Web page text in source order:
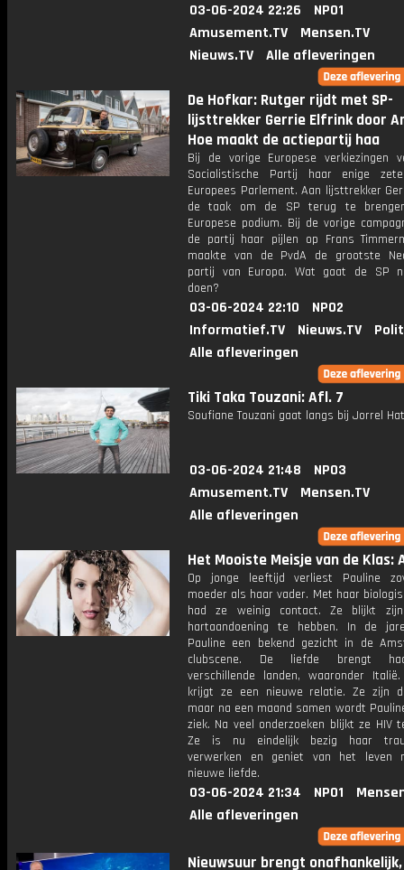
03-06-2024 22:26
NPO1
Amusement.TV
Mensen.TV
Nieuws.TV
Alle afleveringen
De Hofkar: Rutger rijdt met SP-
lijsttrekker Gerrie Elfrink door
Hoe maakt de actiepartij haa
Bij de vorige Europese verkiezingen
Socialistische Partij haar enige
Europees Parlement. Aan lijsttrekker
de taak om de SP terug te
Europese podium. Bij de vorige
de partij haar pijlen op Frans
maakte van de PvdA de grootste
partij van Europa. Wat gaat de SP
doen?
03-06-2024 22:10
NPO2
Informatief.TV
Nieuws.TV
Alle afleveringen
Tiki Taka Touzani: Afl. 7
Soufiane Touzani gaat langs bij Jorrel
03-06-2024 21:48
NPO3
Amusement.TV
Mensen.TV
Alle afleveringen
Het Mooiste Meisje van de Klas:
Op jonge leeftijd verliest Pauline
moeder als haar vader. Met haar
had ze weinig contact. Ze blijkt
hartaandoening te hebben. In de
Pauline een bekend gezicht in de
clubscene. De liefde brengt
verschillende landen, waaronder
krijgt ze een nieuwe relatie. Ze zijn
maar na een maand samen wordt
ziek. Na veel onderzoeken blijkt ze HIV
Ze is nu eindelijk bezig haar
verwerken en geniet van het leven
nieuwe liefde.
03-06-2024 21:34 NPO1
Alle afleveringen
Nieuwsuur brengt onafhankelijk,